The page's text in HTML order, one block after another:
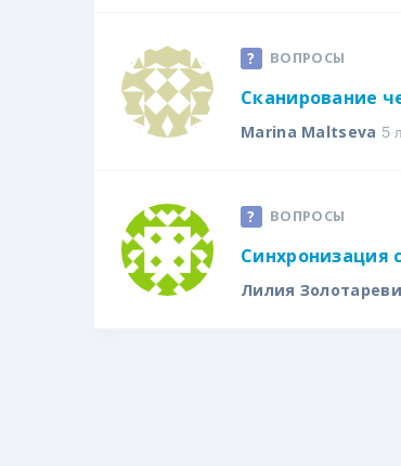
ВОПРОСЫ
Сканирование
Marina Maltseva 5
ВОПРОСЫ
Синхронизация
Лилия